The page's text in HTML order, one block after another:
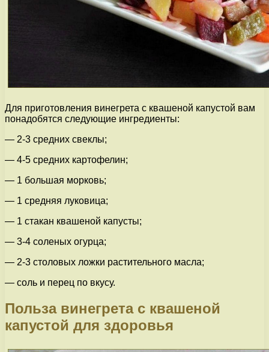
Для приготовления винегрета с квашеной капустой вам
понадобятся следующие ингредиенты:
— 2-3 средних свеклы;
— 4-5 средних картофелин;
— 1 большая морковь;
— 1 средняя луковица;
— 1 стакан квашеной капусты;
— 3-4 соленых огурца;
— 2-3 столовых ложки растительного масла;
— соль и перец по вкусу.
Польза винегрета с квашеной
капустой для здоровья